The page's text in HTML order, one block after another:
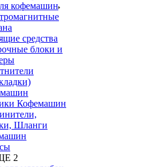
кофемашин
средства
блоки и
Кофемашин
Шланги
2